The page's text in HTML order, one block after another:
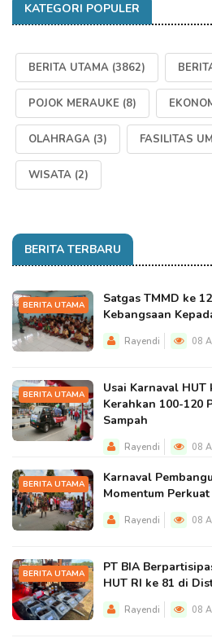
KATEGORI POPULER
BERITA UTAMA (3862)
POJOK MERAUKE (8)
OLAHRAGA (3) FASILITAS
WISATA (2)
BERITA TERBARU
BERITA UTAMA
Satgas TMMD ke
Kebangsaan
Rayendi 08
BERITA UTAMA
Usai Karnaval HUT
Kerahkan 100-120
Sampah
Rayendi 08
BERITA UTAMA
Karnaval
Momentum
Rayendi 08
BERITA UTAMA
PT BIA
HUT RI ke 81 di
Rayendi 08